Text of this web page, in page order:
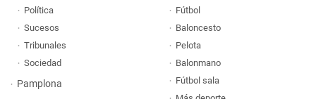
Política
Sucesos
Tribunales
Sociedad
Pamplona
Fútbol
Baloncesto
Pelota
Balonmano
Fútbol sala